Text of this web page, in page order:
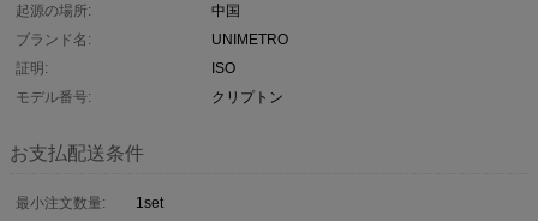
起源の場所:
中国
ブランド名:
UNIMETRO
証明:
ISO
モデル番号:
クリプトン
お支払配送条件
最小注文数量:
1set